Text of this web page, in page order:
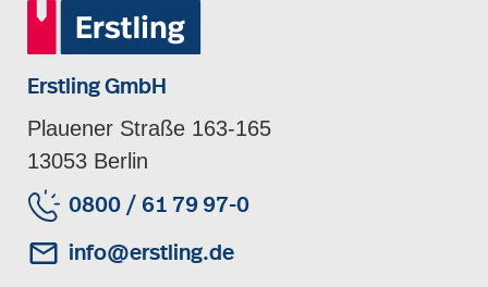
Erstling GmbH
Plauener Straße 163-165
13053 Berlin
0800 / 61 79 97-0
info@erstling.de